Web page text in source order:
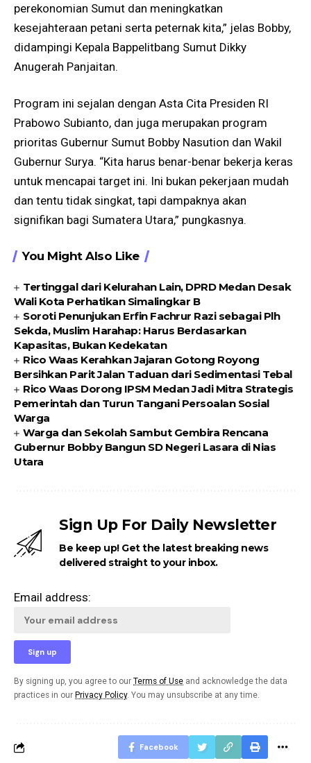
perekonomian Sumut dan meningkatkan
kesejahteraan petani serta peternak kita,” jelas Bobby,
didampingi Kepala Bappelitbang Sumut Dikky
Anugerah Panjaitan.
Program ini sejalan dengan Asta Cita Presiden RI
Prabowo Subianto, dan juga merupakan program
prioritas Gubernur Sumut Bobby Nasution dan Wakil
Gubernur Surya. “Kita harus benar-benar bekerja keras
untuk mencapai target ini. Ini bukan pekerjaan mudah
dan tentu tidak singkat, tapi dampaknya akan
signifikan bagi Sumatera Utara,” pungkasnya.
You Might Also Like
Tertinggal dari Kelurahan Lain, DPRD Medan Desak
Wali Kota Perhatikan Simalingkar B
Soroti Penunjukan Erfin Fachrur Razi sebagai Plh
Sekda, Muslim Harahap: Harus Berdasarkan
Kapasitas, Bukan Kedekatan
Rico Waas Kerahkan Jajaran Gotong Royong
Bersihkan Parit Jalan Taduan dari Sedimentasi Tebal
Rico Waas Dorong IPSM Medan Jadi Mitra Strategis
Pemerintah dan Turun Tangani Persoalan Sosial
Warga
Warga dan Sekolah Sambut Gembira Rencana
Gubernur Bobby Bangun SD Negeri Lasara di Nias
Utara
Sign Up For Daily Newsletter
Be keep up! Get the latest breaking news
delivered straight to your inbox.
Email address:
By signing up, you agree to our Terms of Use and acknowledge the data
practices in our Privacy Policy. You may unsubscribe at any time.
Facebook